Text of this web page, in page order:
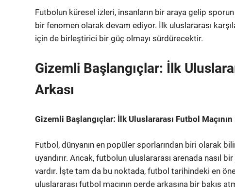
Futbolun küresel izleri, insanların bir araya gelip
bir fenomen olarak devam ediyor. İlk uluslararası
için de birleştirici bir güç olmayı sürdürecektir.
Gizemli Başlangıçlar: İlk
Arkası
Gizemli Başlangıçlar: İlk Uluslararası Futbol Maçının
Futbol, dünyanın en popüler sporlarından biri olarak
uyandırır. Ancak, futbolun uluslararası arenada nasıl
vardır. İşte tam da bu noktada, futbol tarihindeki en
uluslararası futbol maçının perde arkasına bir bakış